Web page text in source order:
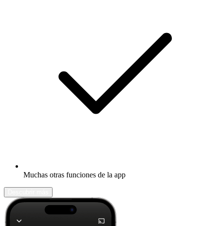
Muchas otras funciones de la app